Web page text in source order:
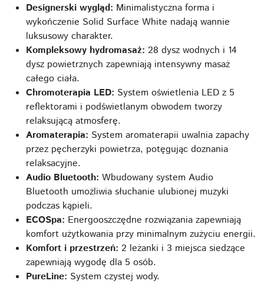
Designerski wygląd: Minimalistyczna forma i
wykończenie Solid Surface White nadają wannie
luksusowy charakter.
Kompleksowy hydromasaż: 28 dysz wodnych i 14
dysz powietrznych zapewniają intensywny masaż
całego ciała.
Chromoterapia LED: System oświetlenia LED z 5
reflektorami i podświetlanym obwodem tworzy
relaksującą atmosferę.
Aromaterapia: System aromaterapii uwalnia zapachy
przez pęcherzyki powietrza, potęgując doznania
relaksacyjne.
Audio Bluetooth: Wbudowany system Audio
Bluetooth umożliwia słuchanie ulubionej muzyki
podczas kąpieli.
ECOSpa: Energooszczędne rozwiązania zapewniają
komfort użytkowania przy minimalnym zużyciu energii.
Komfort i przestrzeń: 2 leżanki i 3 miejsca siedzące
zapewniają wygodę dla 5 osób.
PureLine: System czystej wody.